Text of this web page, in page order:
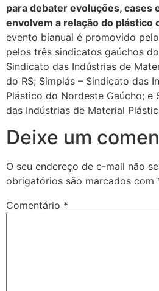
para debater evoluções, cases
envolvem a relação do plástico
evento bianual é promovido
pelos três sindicatos gaúchos
Sindicato das Indústrias de
do RS; Simplás – Sindicato das
Plástico do Nordeste Gaúcho; e
das Indústrias de Material
Deixe um
O seu endereço de e-mail não
obrigatórios são marcados com
Comentário *